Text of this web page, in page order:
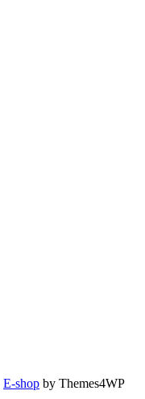
E-shop by Themes4WP